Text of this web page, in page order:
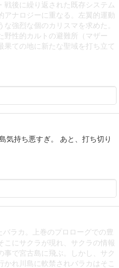
後に繰り返された既存システム
アナロジーに重なる。左翼的運動
強烈な個のカリスマを求めた。
野性的カルトの避難所（マザー
果ての地に新たな聖域を打ち立て
気持ち悪すぎ。 あと、打ち切り
バラカ。上巻のプロローグでの豊
こにサクラが現れ、サクラの情報
で宮古島に飛ぶ。しかし、サク
れ川島に軟禁されバラカはそこ